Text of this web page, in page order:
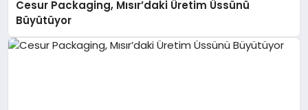
Cesur Packaging, Mısır’daki Üretim Üssünü
Büyütüyor